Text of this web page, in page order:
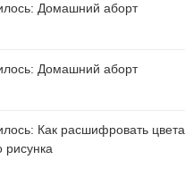
Домашний аборт
Домашний аборт
Как расшифровать цвета
рисунка